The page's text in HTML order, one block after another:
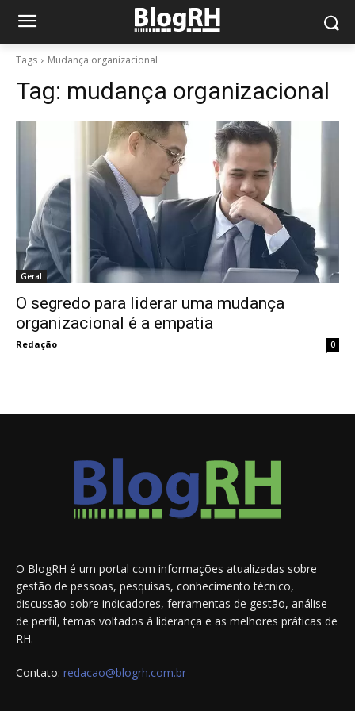
Tags Mudança organizacional
Tag: mudança organizacional
Geral
O segredo para liderar uma mudança
organizacional é a empatia
Redação 0
O BlogRH é um portal com informações atualizadas sobre
gestão de pessoas, pesquisas, conhecimento técnico,
discussão sobre indicadores, ferramentas de gestão, análise
de perfil, temas voltados à liderança e as melhores práticas de
RH.
Contato: redacao@blogrh.com.br